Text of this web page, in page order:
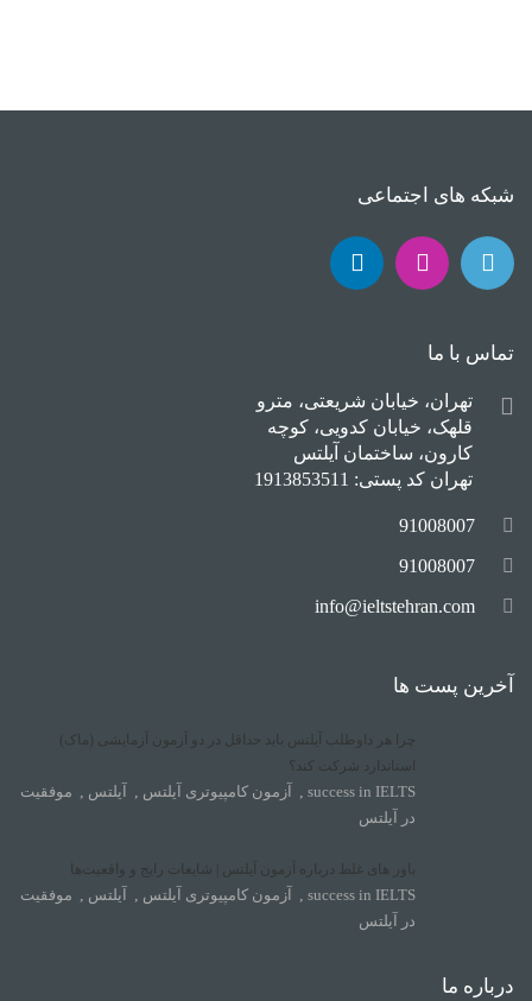
شبکه های اجتماعی
تماس با ما
تهران، خیابان شریعتی، مترو
قلهک، خیابان کدویی، کوچه
کارون، ساختمان آیلتس
تهران کد پستی: 1913853511
91008007
91008007
info@ieltstehran.com
آخرین پست ها
چرا هر داوطلب آیلتس باید حداقل در دو آزمون آزمایشی (ماک)
استاندارد شرکت کند؟
success in IELTS آزمون کامپیوتری آیلتس آیلتس
موفقیت
در آیلتس
باور های غلط درباره آزمون آیلتس | شایعات رایج و واقعیت‌ها
success in IELTS آزمون کامپیوتری آیلتس آیلتس
موفقیت
در آیلتس
درباره ما